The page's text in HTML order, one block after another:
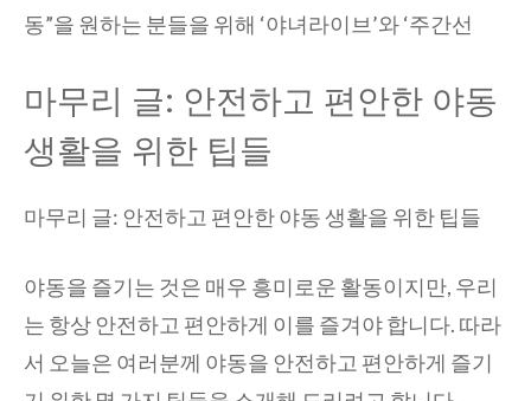
동”을 원하는 분들을 위해 ‘야녀라이브’와 ‘주간선
마무리 글: 안전하고 편안한 야동
생활을 위한 팁들
마무리 글: 안전하고 편안한 야동 생활을 위한 팁들
야동을 즐기는 것은 매우 흥미로운 활동이지만, 우리
는 항상 안전하고 편안하게 이를 즐겨야 합니다. 따라
서 오늘은 여러분께 야동을 안전하고 편안하게 즐기